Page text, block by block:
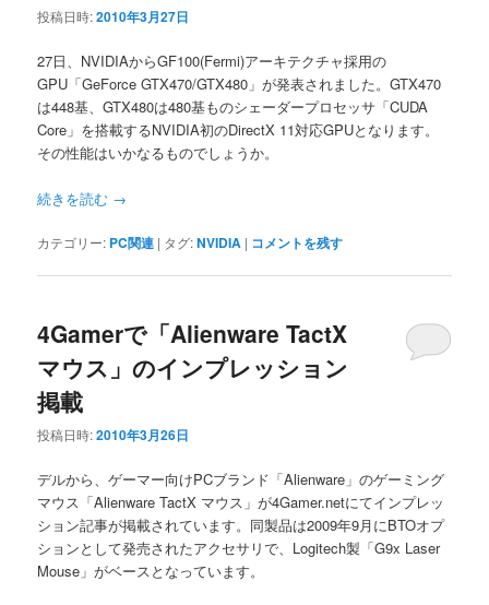
投稿日時:2010年3月27日
27日、NVIDIAからGF100(Fermi)アーキテクチャ採用の
GPU「GeForce GTX470/GTX480」が発表されました。GTX470
は448基、GTX480は480基ものシェーダープロセッサ「CUDA
Core」を搭載するNVIDIA初のDirectX 11対応GPUとなります。
その性能はいかなるものでしょうか。
続きを読む →
カテゴリー: PC関連 | タグ:NVIDIA | コメントを残す
4Gamerで「Alienware TactX
マウス」のインプレッション
掲載
投稿日時:2010年3月26日
デルから、ゲーマー向けPCブランド「Alienware」のゲーミング
マウス「Alienware TactX マウス」が4Gamer.netにてインプレッ
ション記事が掲載されています。同製品は2009年9月にBTOオプ
ションとして発売されたアクセサリで、Logitech製「G9x Laser
Mouse」がベースとなっています。